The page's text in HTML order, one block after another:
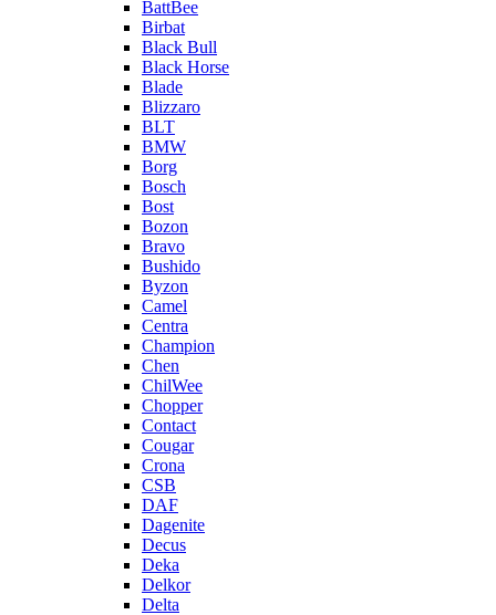
BattBee
Birbat
Black Bull
Black Horse
Blade
Blizzaro
BLT
BMW
Borg
Bosch
Bost
Bozon
Bravo
Bushido
Byzon
Camel
Centra
Champion
Chen
ChilWee
Chopper
Contact
Cougar
Crona
CSB
DAF
Dagenite
Decus
Deka
Delkor
Delta